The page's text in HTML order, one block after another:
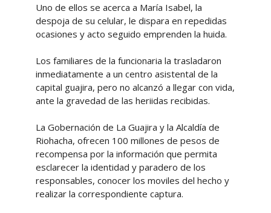
Uno de ellos se acerca a María Isabel, la
despoja de su celular, le dispara en repedidas
ocasiones y acto seguido emprenden la huida.
Los familiares de la funcionaria la trasladaron
inmediatamente a un centro asistental de la
capital guajira, pero no alcanzó a llegar con vida,
ante la gravedad de las heriidas recibidas.
La Gobernación de La Guajira y la Alcaldía de
Riohacha, ofrecen 100 millones de pesos de
recompensa por la información que permita
esclarecer la identidad y paradero de los
responsables, conocer los moviles del hecho y
realizar la correspondiente captura.